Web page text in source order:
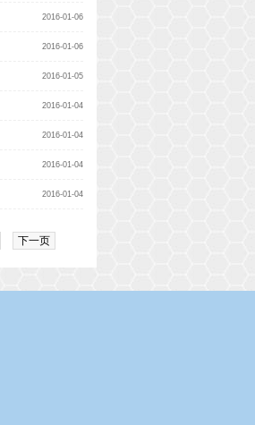
2016-01-06
2016-01-06
2016-01-05
2016-01-04
2016-01-04
2016-01-04
2016-01-04
下一页